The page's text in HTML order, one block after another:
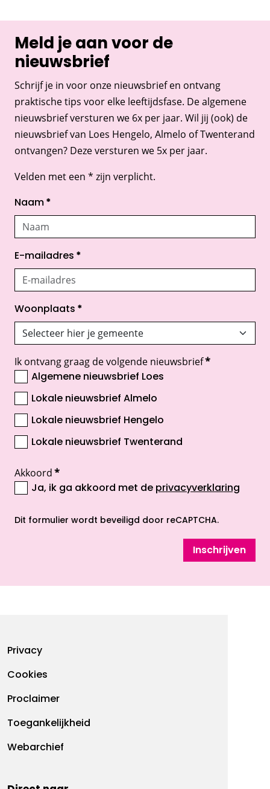
Meld je aan voor de
nieuwsbrief
Schrijf je in voor onze nieuwsbrief en ontvang
praktische tips voor elke leeftijdsfase. De algemene
nieuwsbrief versturen we 6x per jaar. Wil jij (ook) de
nieuwsbrief van Loes Hengelo, Almelo of Twenterand
ontvangen? Deze versturen we 5x per jaar.
Velden met een * zijn verplicht.
Naam *
E-mailadres *
Woonplaats *
Ik ontvang graag de volgende nieuwsbrief*
Algemene nieuwsbrief Loes
Lokale nieuwsbrief Almelo
Lokale nieuwsbrief Hengelo
Lokale nieuwsbrief Twenterand
Akkoord*
Ja, ik ga akkoord met de privacyverklaring
Dit formulier wordt beveiligd door reCAPTCHA.
Inschrijven
Footermenu
Privacy
Cookies
Proclaimer
Toegankelijkheid
Webarchief